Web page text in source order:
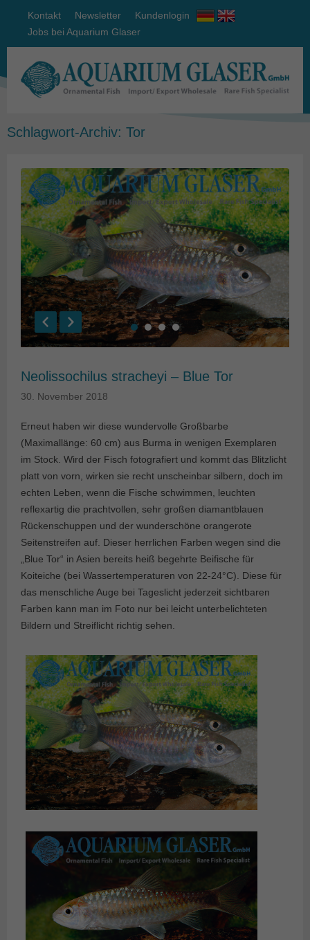
Kontakt Newsletter
Kundenlogin
Jobs bei Aquarium Glaser
Schlagwort-Archiv: Tor
Neolissochilus stracheyi – Blue Tor
30. November 2018
Erneut haben wir diese wundervolle Großbarbe
(Maximallänge: 60 cm) aus Burma in wenigen Exemplaren
im Stock. Wird der Fisch fotografiert und kommt das Blitzlicht
platt von vorn, wirken sie recht unscheinbar silbern, doch im
echten Leben, wenn die Fische schwimmen, leuchten
reflexartig die prachtvollen, sehr großen diamantblauen
Rückenschuppen und der wunderschöne orangerote
Seitenstreifen auf. Dieser herrlichen Farben wegen sind die
„Blue Tor“ in Asien bereits heiß begehrte Beifische für
Koiteiche (bei Wassertemperaturen von 22-24°C). Diese für
das menschliche Auge bei Tageslicht jederzeit sichtbaren
Farben kann man im Foto nur bei leicht unterbelichteten
Bildern und Streiflicht richtig sehen.